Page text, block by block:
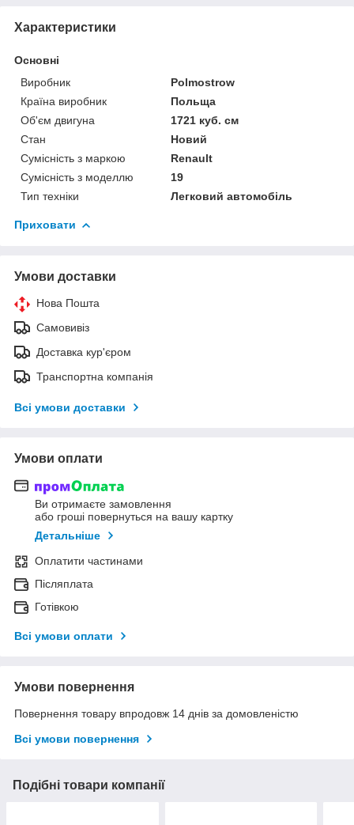
Характеристики
Основні
Виробник
Polmostrow
Країна виробник
Польща
Об'єм двигуна
1721 куб. см
Стан
Новий
Сумісність з маркою
Renault
Сумісність з моделлю
19
Тип техніки
Легковий автомобіль
Приховати
Умови доставки
Нова Пошта
Самовивіз
Доставка кур'єром
Транспортна компанія
Всі умови доставки
Умови оплати
Ви отримаєте замовлення
або гроші повернуться на вашу картку
Детальніше
Оплатити частинами
Післяплата
Готівкою
Всі умови оплати
Умови повернення
Повернення товару впродовж 14 днів за домовленістю
Всі умови повернення
Подібні товари компанії